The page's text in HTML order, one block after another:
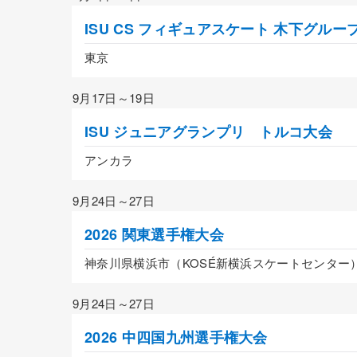
ISU CS フィギュアスケート 木下グルー
東京
9月17日～19日
ISU ジュニアグランプリ トルコ大会
アンカラ
9月24日～27日
2026 関東選手権大会
神奈川県横浜市（KOSÉ新横浜スケートセンター）
9月24日～27日
2026 中四国九州選手権大会